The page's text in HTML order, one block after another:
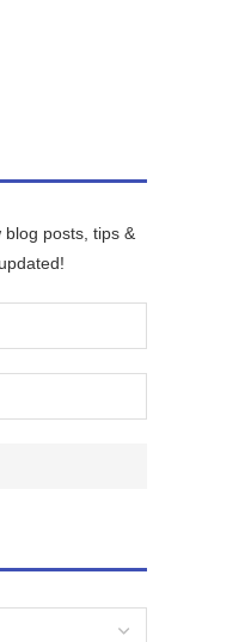
posts, tips &